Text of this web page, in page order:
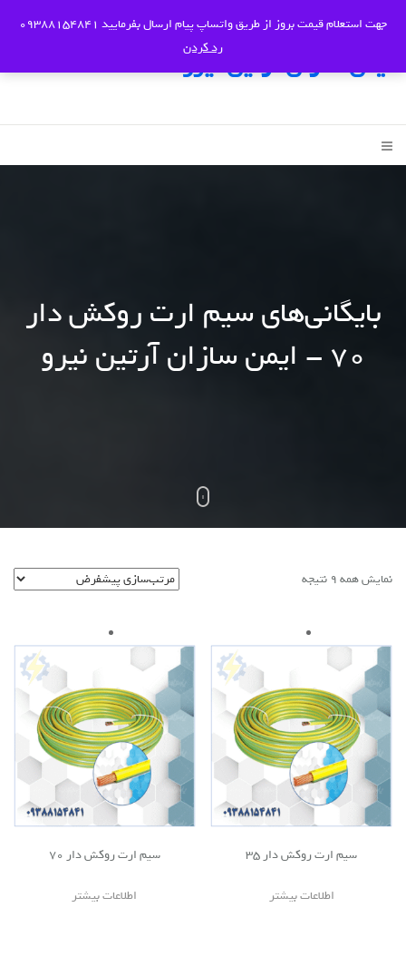
ایمن سازان آرتین نیرو
بایگانی‌های سیم ارت روکش دار
۷۰ - ایمن سازان آرتین نیرو
نمایش همه 9 نتیجه
سیم ارت روکش دار 35
اطلاعات بیشتر
سیم ارت روکش دار ۷۰
اطلاعات بیشتر
جهت استعلام قیمت بروز از طریق واتساپ پیام ارسال بفرمایید 09388154841
رد کردن